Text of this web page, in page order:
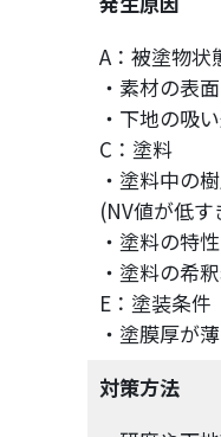
A：被塗物状
・素材の表
・下地の吸
C：塗料
・塗料中の
(NV値が低す
・塗料の特
・塗料の希
E：塗装条件
・塗膜厚が
対策方法